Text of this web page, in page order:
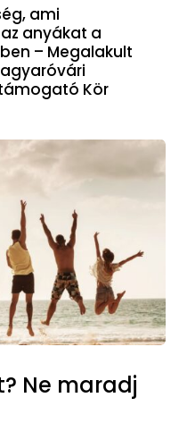
ami
anyákat a
– Megalakult
Kör
Ne maradj